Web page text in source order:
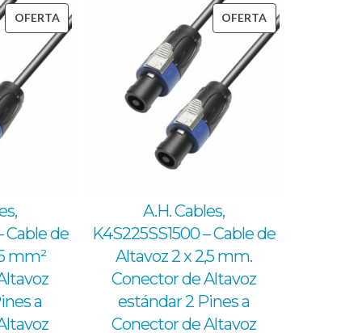
OFERTAPRODUCTO
EN
Cable de
mm²
a
OFERTAPRODUCTO
EN
A.H. Cables,
K4S225SS1500 – Cable de
Altavoz 2 x 2,5 mm.
Conector de Altavoz
estándar 2 Pines a
Conector de Altavoz